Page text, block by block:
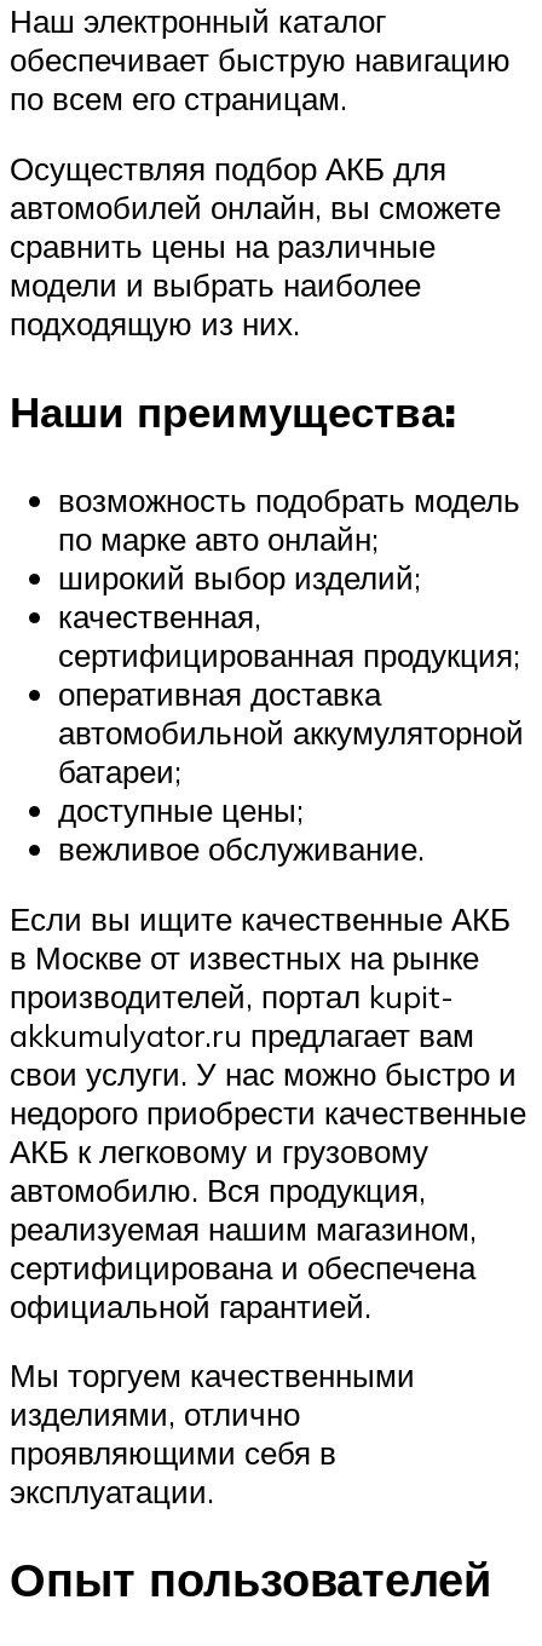
Наш электронный каталог
обеспечивает быструю навигацию
по всем его страницам.
Осуществляя подбор АКБ для
автомобилей онлайн, вы сможете
сравнить цены на различные
модели и выбрать наиболее
подходящую из них.
Наши преимущества:
возможность подобрать модель
по марке авто онлайн;
широкий выбор изделий;
качественная,
сертифицированная продукция;
оперативная доставка
автомобильной аккумуляторной
батареи;
доступные цены;
вежливое обслуживание.
Если вы ищите качественные АКБ
в Москве от известных на рынке
производителей, портал kupit-
akkumulyator.ru предлагает вам
свои услуги. У нас можно быстро и
недорого приобрести качественные
АКБ к легковому и грузовому
автомобилю. Вся продукция,
реализуемая нашим магазином,
сертифицирована и обеспечена
официальной гарантией.
Мы торгуем качественными
изделиями, отлично
проявляющими себя в
эксплуатации.
Опыт пользователей